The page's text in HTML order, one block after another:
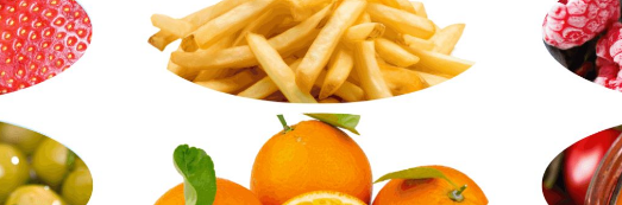
firma como maior mercado
na África e estudo revela
de aumento do